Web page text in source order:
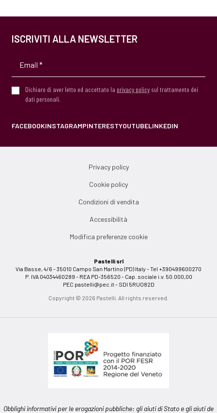
ISCRIVITI ALLA NEWSLETTER
Dichiaro di aver letto ed accettato la privacy policy sul trattamento dei
dati personali.
FACEBOOKINSTAGRAMPINTERESTYOUTUBELINKEDIN
Privacy policy
Cookie policy
Condizioni di vendita
Accessibilità
Modifica preferenze cookie
Pastelli srl
Via Basse, 4/6 - 35010 Campo San Martino (PD) Italy - Tel +390499600270
P. IVA 04034460289 - REA PD-356520 - Cap. sociale i.v. 50.000,00
PEC pastelli@pec.it- SDI 5RUO82D
Copyright © 2026 Pastelli. All rights reserved.
Obblighi informativi per le erogazioni pubbliche: gli aiuti di Stato e gli aiuti de